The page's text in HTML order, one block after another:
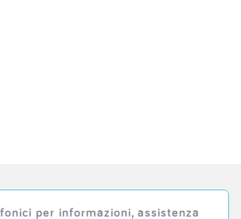
per informazioni, assistenza